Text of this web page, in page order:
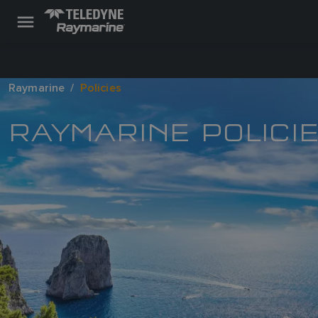
Raymarine Policies
RAYMARINE